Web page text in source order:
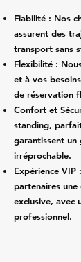
Fiabilité : Nos
assurent des
transport sans
Flexibilité :
et à vos
de réservation
Confort et
standing,
garantissent un
irréprochable.
Expérience
partenaires
exclusive, avec
professionnel.